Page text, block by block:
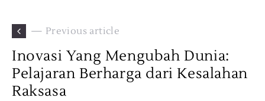
— Previous article
Inovasi Yang Mengubah Dunia:
Pelajaran Berharga dari Kesalahan
Raksasa